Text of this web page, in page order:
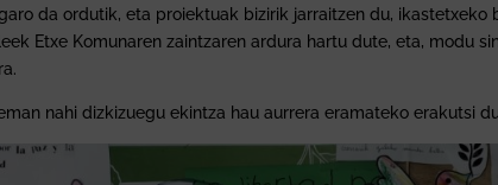
da ordutik, eta proiektuak bizirik jarraitzen du, ikastetxeko
Etxe Komunaren zaintzaren ardura hartu dute, eta, modu
nahi dizkizuegu ekintza hau aurrera eramateko erakutsi